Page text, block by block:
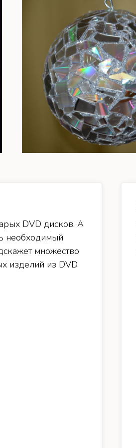
DVD дисков. А
необходимый
множество
изделий из DVD